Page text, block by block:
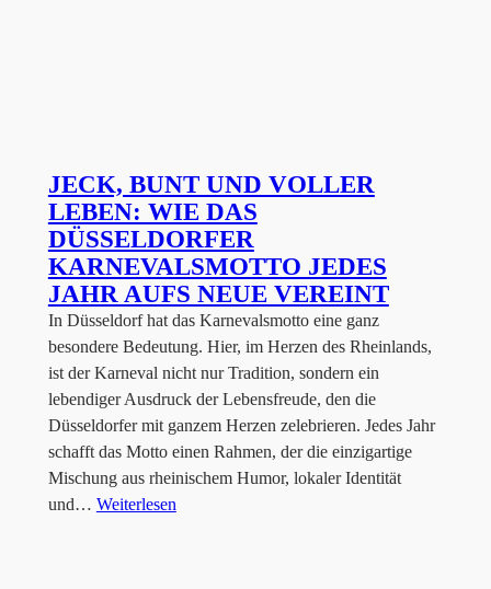
JECK, BUNT UND VOLLER
LEBEN: WIE DAS
DÜSSELDORFER
KARNEVALSMOTTO JEDES
JAHR AUFS NEUE VEREINT
In Düsseldorf hat das Karnevalsmotto eine ganz
besondere Bedeutung. Hier, im Herzen des Rheinlands,
ist der Karneval nicht nur Tradition, sondern ein
lebendiger Ausdruck der Lebensfreude, den die
Düsseldorfer mit ganzem Herzen zelebrieren. Jedes Jahr
schafft das Motto einen Rahmen, der die einzigartige
Mischung aus rheinischem Humor, lokaler Identität
und… Weiterlesen